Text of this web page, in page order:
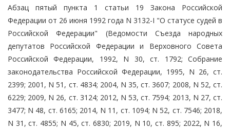
Абзац пятый пункта 1 статьи 19 Закона Российской
Федерации от 26 июня 1992 года N 3132-I "О статусе судей в
Российской Федерации" (Ведомости Съезда народных
депутатов Российской Федерации и Верховного Совета
Российской Федерации, 1992, N 30, ст. 1792; Собрание
законодательства Российской Федерации, 1995, N 26, ст.
2399; 2001, N 51, ст. 4834; 2004, N 35, ст. 3607; 2008, N 52, ст.
6229; 2009, N 26, ст. 3124; 2012, N 53, ст. 7594; 2013, N 27, ст.
3477; N 48, ст. 6165; 2014, N 11, ст. 1094; N 52, ст. 7546; 2018,
N 31, ст. 4855; N 45, ст. 6830; 2019, N 10, ст. 895; 2022, N 16,